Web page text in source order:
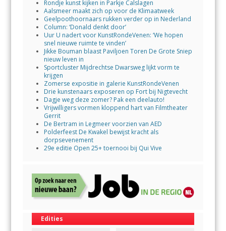
Rondje kunst kijken in Parkje Calslagen
Aalsmeer maakt zich op voor de Klimaatweek
Geelpoothoornaars rukken verder op in Nederland
Column: ‘Donald denkt door’
Uur U nadert voor KunstRondeVenen: ‘We hopen
snel nieuwe ruimte te vinden’
Jikke Bouman blaast Paviljoen Toren De Grote Sniep
nieuw leven in
Sportcluster Mijdrechtse Dwarsweg lijkt vorm te
krijgen
Zomerse expositie in galerie KunstRondeVenen
Drie kunstenaars exposeren op Fort bij Nigtevecht
Dagje weg deze zomer? Pak een deelauto!
Vrijwilligers vormen kloppend hart van Filmtheater
Gerrit
De Bertram in Legmeer voorzien van AED
Polderfeest De Kwakel bewijst kracht als
dorpsevenement
29e editie Open 25+ toernooi bij Qui Vive
Edities